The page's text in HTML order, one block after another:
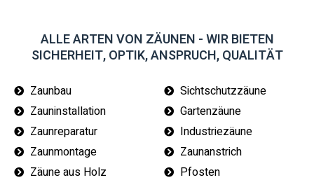
ALLE ARTEN VON ZÄUNEN - WIR BIETEN
SICHERHEIT, OPTIK, ANSPRUCH, QUALITÄT
Zaunbau
Zauninstallation
Zaunreparatur
Zaunmontage
Zäune aus Holz
Sichtschutzzäune
Gartenzäune
Industriezäune
Zaunanstrich
Pfosten